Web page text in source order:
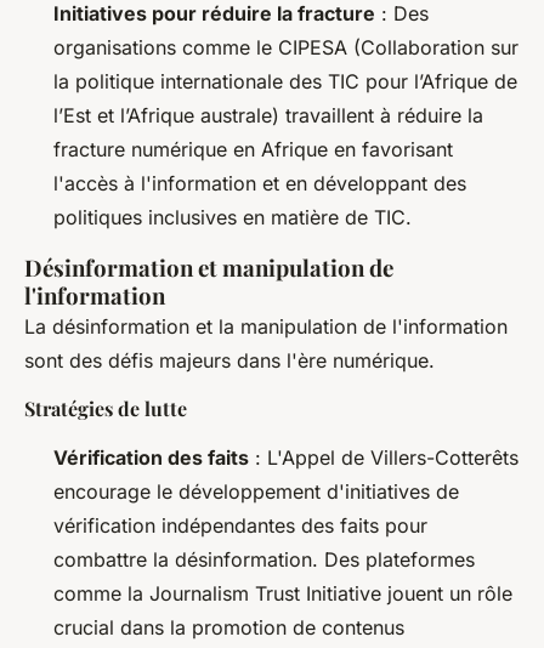
Initiatives pour réduire la fracture : Des
organisations comme le CIPESA (Collaboration sur
la politique internationale des TIC pour l’Afrique de
l’Est et l’Afrique australe) travaillent à réduire la
fracture numérique en Afrique en favorisant
l'accès à l'information et en développant des
politiques inclusives en matière de TIC.
Désinformation et manipulation de
l'information
La désinformation et la manipulation de l'information
sont des défis majeurs dans l'ère numérique.
Stratégies de lutte
Vérification des faits : L'Appel de Villers-Cotterêts
encourage le développement d'initiatives de
vérification indépendantes des faits pour
combattre la désinformation. Des plateformes
comme la Journalism Trust Initiative jouent un rôle
crucial dans la promotion de contenus